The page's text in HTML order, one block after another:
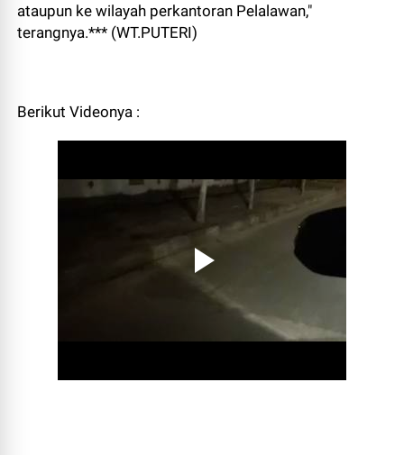
ataupun ke wilayah perkantoran Pelalawan,"
terangnya.*** (WT.PUTERI)
Berikut Videonya :